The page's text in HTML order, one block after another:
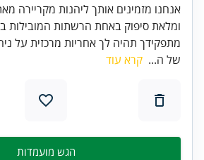
אנחנו מזמינים אותך ליהנות מקריירה
ומלאת סיפוק באחת הרשתות המובילות
מתפקידך תהיה לך אחריות מרכזית על
של ה... קרא עוד
הגש מועמדות